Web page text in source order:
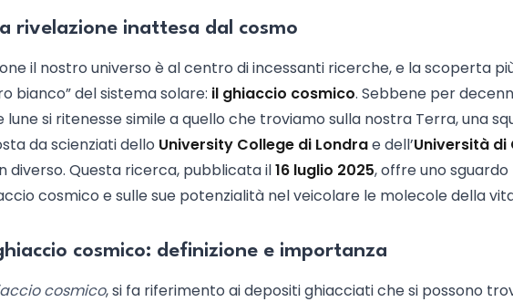
rivelazione inattesa dal cosmo
il nostro universo è al centro di incessanti ricerche, e la scoperta
bianco” del sistema solare: il ghiaccio cosmico. Sebbene per
si ritenesse simile a quello che troviamo sulla nostra Terra, una
da scienziati dello University College di Londrae dell’Università
diverso. Questa ricerca, pubblicata il16 luglio 2025, offre uno
cosmico e sulle sue potenzialità nel veicolare le molecole della
cosmico: definizione e importanza
cosmico, si fa riferimento ai depositi ghiacciati che si possono